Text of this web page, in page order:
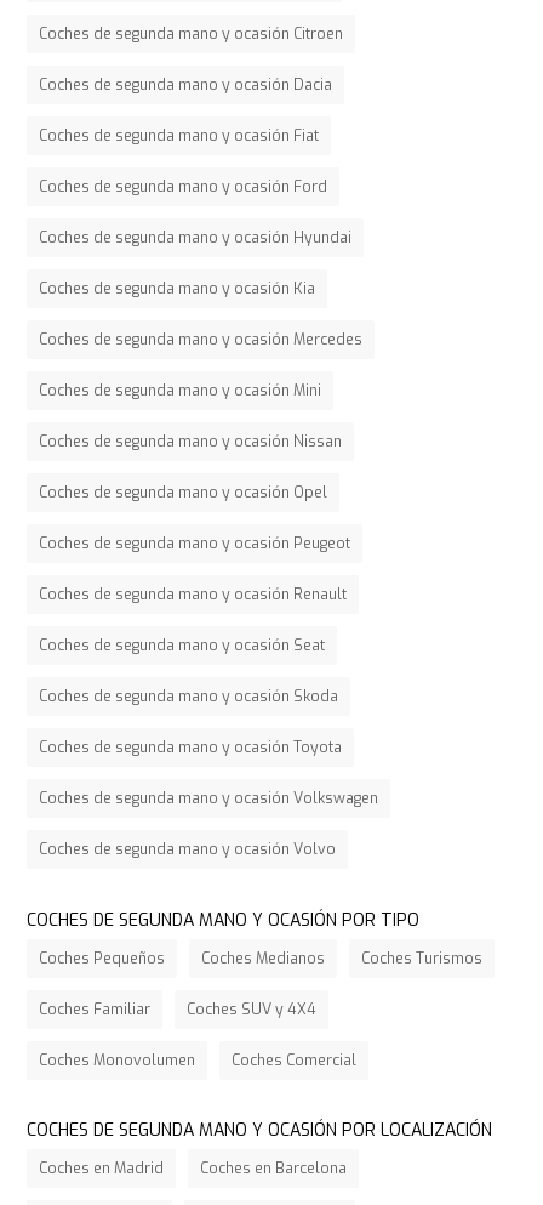
Coches de segunda mano y ocasión Citroen
Coches de segunda mano y ocasión Dacia
Coches de segunda mano y ocasión Fiat
Coches de segunda mano y ocasión Ford
Coches de segunda mano y ocasión Hyundai
Coches de segunda mano y ocasión Kia
Coches de segunda mano y ocasión Mercedes
Coches de segunda mano y ocasión Mini
Coches de segunda mano y ocasión Nissan
Coches de segunda mano y ocasión Opel
Coches de segunda mano y ocasión Peugeot
Coches de segunda mano y ocasión Renault
Coches de segunda mano y ocasión Seat
Coches de segunda mano y ocasión Skoda
Coches de segunda mano y ocasión Toyota
Coches de segunda mano y ocasión Volkswagen
Coches de segunda mano y ocasión Volvo
COCHES DE SEGUNDA MANO Y OCASIÓN POR TIPO
Coches Pequeños Coches Medianos Coches Turismos
Coches Familiar Coches SUV y 4X4
Coches Monovolumen Coches Comercial
COCHES DE SEGUNDA MANO Y OCASIÓN POR LOCALIZACIÓN
Coches en Madrid Coches en Barcelona